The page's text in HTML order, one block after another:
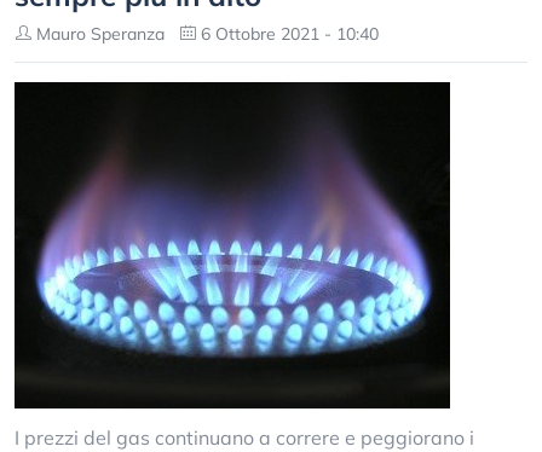
Mauro Speranza 6 Ottobre 2021 - 10:40
I prezzi del gas continuano a correre e peggiorano i